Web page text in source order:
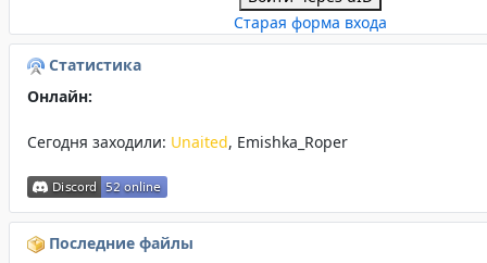
Старая форма входа
Статистика
Онлайн:
Сегодня заходили: Unaited, Emishka_Roper
Последние файлы